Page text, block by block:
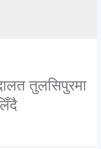
तुलसिपुरमा